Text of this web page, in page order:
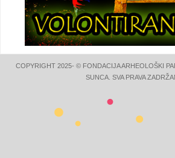
COPYRIGHT 2025- © FONDACIJA ARHEOLOŠKI
SUNCA. SVA PRAVA